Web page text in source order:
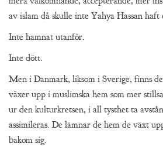
av islam då skulle inte Yahya Hassan haft
Inte hamnat utanför.
Inte dött.
Men i Danmark, liksom i Sverige, finns
växer upp i muslimska hem som mer
ur den kulturkretsen, i all tysthet ta
assimileras. De lämnar de hem de växt
bakom sig.